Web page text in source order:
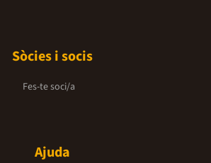
Sòcies i socis
Fes-te soci/a
Ajuda